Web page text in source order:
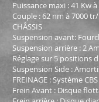
Puissance maxi : 41 Kw
Couple : 62 nm à 7000
CHÂSSIS
Suspension avant:
Suspension arrière : 2
Réglage sur 5 positions
Suspension Side :
FREINAGE : Système CBS
Frein Avant : Disque